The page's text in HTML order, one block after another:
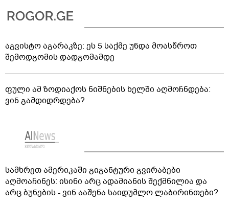
აგვისტო აგარაკზე: ეს 5 საქმე უნდა მოასწროთ
შემოდგომის დადგომამდე
ფული ამ ზოდიაქოს ნიშნების ხელში აღმოჩნდება:
ვინ გამდიდრდება?
სამხრეთ ამერიკაში გიგანტური გვირაბები
აღმოაჩინეს: ისინი არც ადამიანის შექმნილია და
არც ბუნების - ვინ ააშენა საიდუმლო ლაბირინთები?